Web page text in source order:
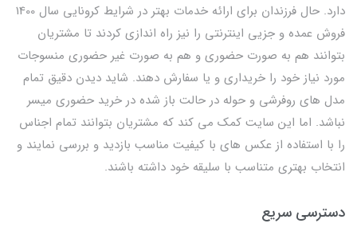
دارد. حال فرزندان برای ارائه خدمات بهتر در شرایط کرونایی سال 1400
فروش عمده و جزیی اینترنتی را نیز راه اندازی کردند تا مشتریان
بتوانند هم به صورت حضوری و هم به صورت غیر حضوری منسوجات
مورد نیاز خود را خریداری و یا سفارش دهند. شاید دیدن دقیق تمام
مدل های روفرشی و حوله در حالت باز شده در خرید حضوری میسر
نباشد. اما این سایت کمک می کند که مشتریان بتوانند تمام اجناس
را با استفاده از عکس های با کیفیت مناسب بازدید و بررسی نمایند و
انتخاب بهتری متناسب با سلیقه خود داشته باشند.
دسترسی سریع